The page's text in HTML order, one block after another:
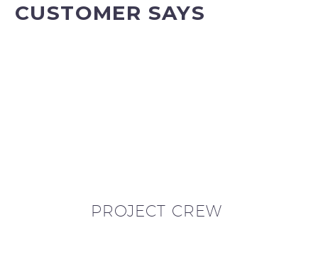
CUSTOMER SAYS
PROJECT CREW